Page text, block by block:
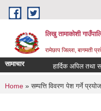
Skip to main content
लिखु तामाकोशी
रामेछाप जिल्ला, बागमती
सामाचार हार्दिक अपिल तथा
You are here
Home » सम्पत्ति विवरण पेश गर्ने